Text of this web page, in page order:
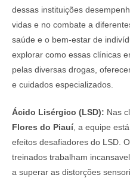
dessas instituições
vidas e no combate a
saúde e o bem-estar de
explorar como essas clínicas
pelas diversas drogas,
e cuidados especializados.
Ácido Lisérgico (LSD): Nas
Flores do Piauí, a equipe
efeitos desafiadores do LSD.
treinados trabalham
a superar as distorções